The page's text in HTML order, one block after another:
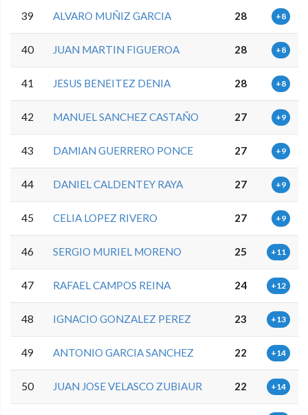
39 ALVARO MUÑIZ GARCIA 28 +8
40 JUAN MARTIN FIGUEROA 28 +8
41 JESUS BENEITEZ DENIA 28 +8
42 MANUEL SANCHEZ CASTAÑO 27 +9
43 DAMIAN GUERRERO PONCE 27 +9
44 DANIEL CALDENTEY RAYA 27 +9
45 CELIA LOPEZ RIVERO 27 +9
46 SERGIO MURIEL MORENO 25 +11
47 RAFAEL CAMPOS REINA 24 +12
48 IGNACIO GONZALEZ PEREZ 23 +13
49 ANTONIO GARCIA SANCHEZ 22 +14
50 JUAN JOSE VELASCO ZUBIAUR 22 +14